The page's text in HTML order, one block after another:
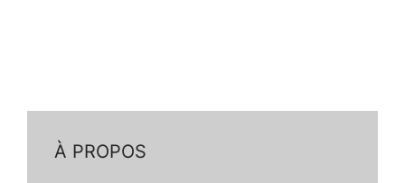
À PROPOS